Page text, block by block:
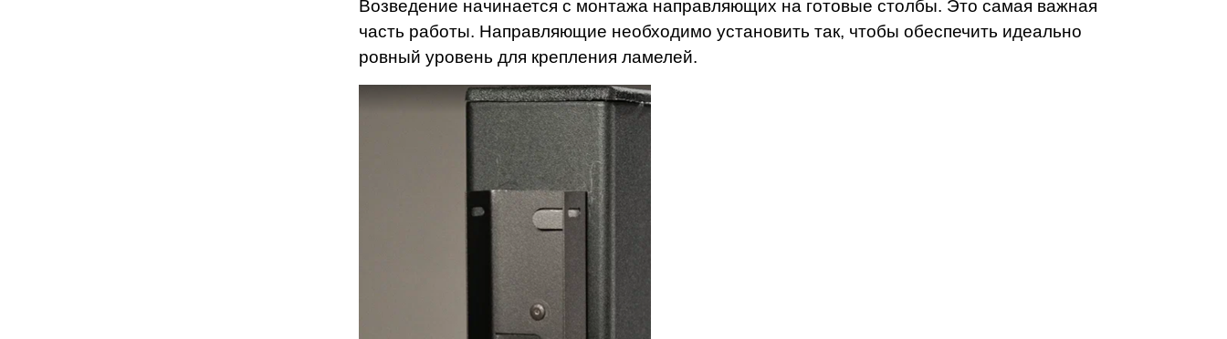
Возведение начинается с монтажа направляющих на готовые столбы. Это самая важная
часть работы. Направляющие необходимо установить так, чтобы обеспечить идеально
ровный уровень для крепления ламелей.